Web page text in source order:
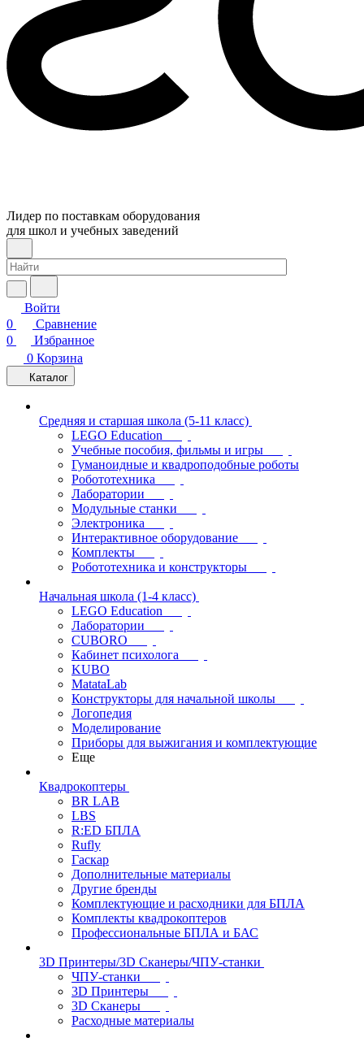
Лидер по поставкам оборудования
для школ и учебных заведений
Войти
0
Сравнение
0
Избранное
0 Корзина
Каталог
Средняя и старшая школа (5-11 класс)
LEGO Education
Учебные пособия, фильмы и игры
Гуманоидные и квадроподобные роботы
Робототехника
Лаборатории
Модульные станки
Электроника
Интерактивное оборудование
Комплекты
Робототехника и конструкторы
Начальная школа (1-4 класс)
LEGO Education
Лаборатории
CUBORO
Кабинет психолога
KUBO
MatataLab
Конструкторы для начальной школы
Логопедия
Моделирование
Приборы для выжигания и комплектующие
Еще
Квадрокоптеры
BR LAB
LBS
R:ED БПЛА
Rufly
Гаскар
Дополнительные материалы
Другие бренды
Комплектующие и расходники для БПЛА
Комплекты квадрокоптеров
Профессиональные БПЛА и БАС
3D Принтеры/3D Сканеры/ЧПУ-станки
ЧПУ-станки
3D Принтеры
3D Сканеры
Расходные материалы